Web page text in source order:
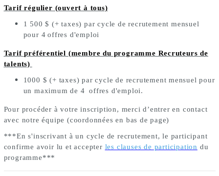
Tarif régulier (ouvert à tous)
1 500 $ (+ taxes) par cycle de recrutement mensuel
pour 4 offres d'emploi
Tarif préférentiel (membre du programme Recruteurs de
talents)
1000 $ (+ taxes) par cycle de recrutement mensuel pour
un maximum de 4 offres d'emploi.
Pour procéder à votre inscription, merci d’entrer en contact
avec notre équipe (coordonnées en bas de page)
***En s'inscrivant à un cycle de recrutement, le participant
confirme avoir lu et accepter les clauses de participation du
programme***